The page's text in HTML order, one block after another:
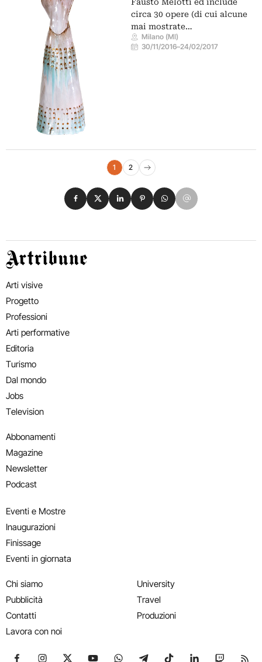
circa 30 opere (di cui alcune
mai mostrate…
Milano (MI)
30/11/2016–24/02/2017
Navigazione eventi
1 2
Pagina successiva
Condividi su Facebook
Condividi su X
Condividi su LinkedIn
Condividi su Pinterest
Condividi su WhatsApp
Condividi su Email
Artribune
Arti visive
Progetto
Professioni
Arti performative
Editoria
Turismo
Dal mondo
Jobs
Television
Abbonamenti
Magazine
Newsletter
Podcast
Eventi e Mostre
Inaugurazioni
Finissage
Eventi in giornata
Chi siamo
Pubblicità
Contatti
Lavora con noi
University
Travel
Produzioni
Seguici su Facebook
Seguici su Instagram
Seguici su X
Seguici su YouTube
Seguici su WhatsApp
Seguici su Telegram
Seguici su TikTok
Seguici su
Seguici